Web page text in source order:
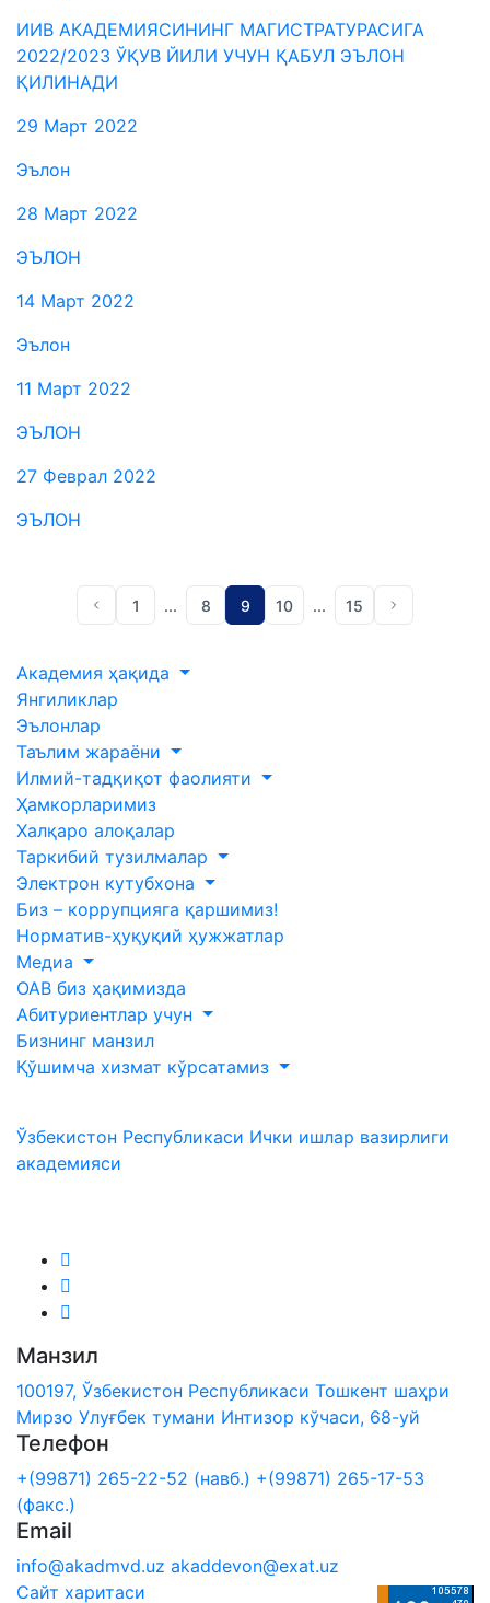
ИИВ АКАДЕМИЯСИНИНГ МАГИСТРАТУРАСИГА
2022/2023 ЎҚУВ ЙИЛИ УЧУН ҚАБУЛ ЭЪЛОН
ҚИЛИНАДИ
29 Март 2022
Эълон
28 Март 2022
ЭЪЛОН
14 Март 2022
Эълон
11 Март 2022
ЭЪЛОН
27 Феврал 2022
ЭЪЛОН
1 ... 8 9 10 ... 15
Академия ҳақида
Янгиликлар
Эълонлар
Таълим жараёни
Илмий-тадқиқот фаолияти
Ҳамкорларимиз
Халқаро алоқалар
Таркибий тузилмалар
Электрон кутубхона
Биз – коррупцияга қаршимиз!
Норматив-ҳуқуқий ҳужжатлар
Медиа
ОАВ биз ҳақимизда
Абитуриентлар учун
Бизнинг манзил
Қўшимча хизмат кўрсатамиз
Ўзбекистон Республикаси Ички ишлар вазирлиги
академияси
Манзил
100197, Ўзбекистон Республикаси Тошкент шаҳри
Мирзо Улуғбек тумани Интизор кўчаси, 68-уй
Телефон
+(99871) 265-22-52 (навб.) +(99871) 265-17-53
(факс.)
Email
info@akadmvd.uz akaddevon@exat.uz
Сайт харитаси